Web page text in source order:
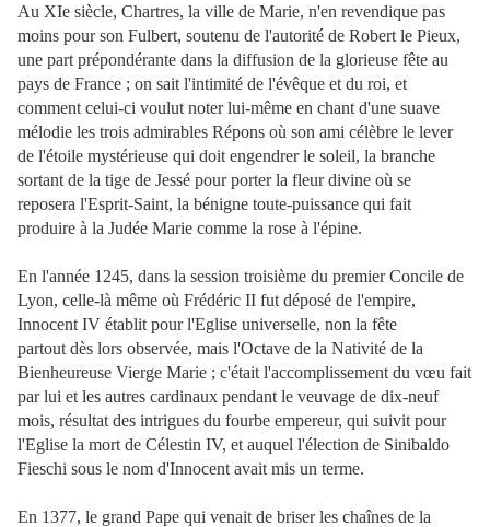
Au XIe siècle, Chartres, la ville de Marie, n'en revendique pas
moins pour son Fulbert, soutenu de l'autorité de Robert le Pieux,
une part prépondérante dans la diffusion de la glorieuse fête au
pays de France ; on sait l'intimité de l'évêque et du roi, et
comment celui-ci voulut noter lui-même en chant d'une suave
mélodie les trois admirables Répons où son ami célèbre le lever
de l'étoile mystérieuse qui doit engendrer le soleil, la branche
sortant de la tige de Jessé pour porter la fleur divine où se
reposera l'Esprit-Saint, la bénigne toute-puissance qui fait
produire à la Judée Marie comme la rose à l'épine.
En l'année 1245, dans la session troisième du premier Concile de
Lyon, celle-là même où Frédéric II fut déposé de l'empire,
Innocent IV établit pour l'Eglise universelle, non la fête
partout dès lors observée, mais l'Octave de la Nativité de la
Bienheureuse Vierge Marie ; c'était l'accomplissement du vœu fait
par lui et les autres cardinaux pendant le veuvage de dix-neuf
mois, résultat des intrigues du fourbe empereur, qui suivit pour
l'Eglise la mort de Célestin IV, et auquel l'élection de Sinibaldo
Fieschi sous le nom d'Innocent avait mis un terme.
En 1377, le grand Pape qui venait de briser les chaînes de la